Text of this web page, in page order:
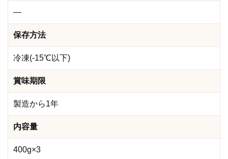
―
保存方法
冷凍(-15℃以下)
賞味期限
製造から1年
内容量
400g×3